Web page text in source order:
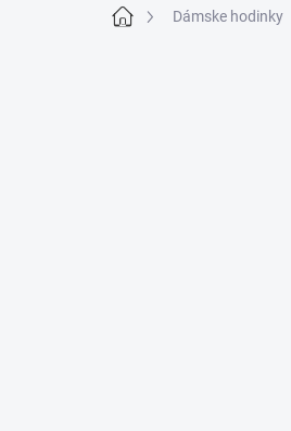
DomovDámske hodinky